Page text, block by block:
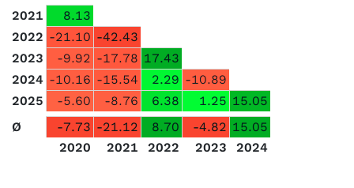
2021
8.13
2022 -21.10 -42.43
2023
-9.92 -17.78 17.43
2024 -10.16 -15.54 2.29 -10.89
2025
-5.60 -8.76 6.38 1.25 15.05
Ø
-7.73 -21.12 8.70 -4.82 15.05
2020
2021 2022 2023 2024